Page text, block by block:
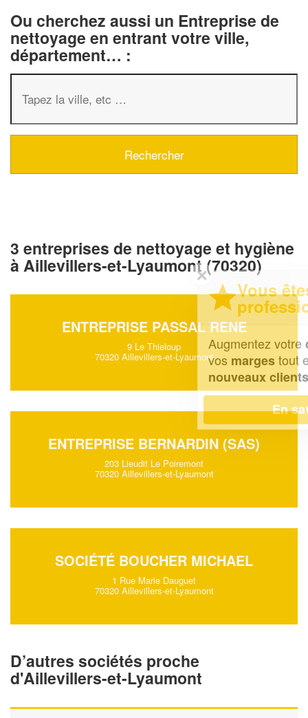
Ou cherchez aussi un Entreprise de
nettoyage en entrant votre ville,
département… :
3 entreprises de nettoyage et hygiène
à Aillevillers-et-Lyaumont (70320)
ENTREPRISE PASSAL RENE
9 Le Thieloup
70320 Aillevillers-et-Lyaumont
ENTREPRISE BERNARDIN (SAS)
203 Lieudit Le Poiremont
70320 Aillevillers-et-Lyaumont
SOCIÉTÉ BOUCHER MICHAEL
1 Rue Marie Dauguet
70320 Aillevillers-et-Lyaumont
D’autres sociétés proche
d'Aillevillers-et-Lyaumont
✕
Vous êtes un
professionnel ?
Augmentez votre chiffre d'affaireset
vosmargestout en gagnant de
En savoir plus